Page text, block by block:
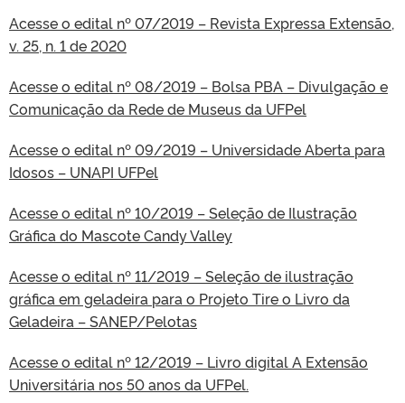
Acesse o edital nº 07/2019 – Revista Expressa Extensão,
v. 25, n. 1 de 2020
Acesse o edital nº 08/2019 – Bolsa PBA – Divulgação e
Comunicação da Rede de Museus da UFPel
Acesse o edital nº 09/2019 – Universidade Aberta para
Idosos – UNAPI UFPel
Acesse o edital nº 10/2019 – Seleção de Ilustração
Gráfica do Mascote Candy Valley
Acesse o edital nº 11/2019 – Seleção de ilustração
gráfica em geladeira para o Projeto Tire o Livro da
Geladeira – SANEP/Pelotas
Acesse o edital nº 12/2019 – Livro digital A Extensão
Universitária nos 50 anos da UFPel.